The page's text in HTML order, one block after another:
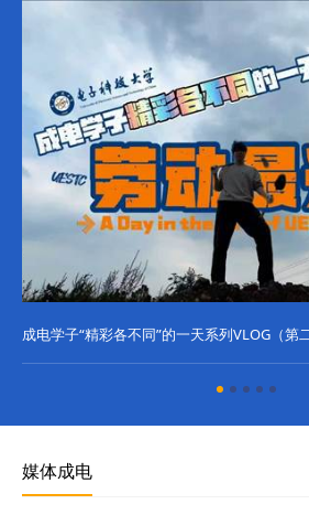
成电学子“精彩各不同”的一天系列VLOG（第
媒体成电